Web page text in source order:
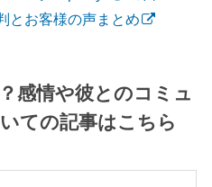
とお客様の声まとめ
感情や彼とのコミュ
ての記事はこちら